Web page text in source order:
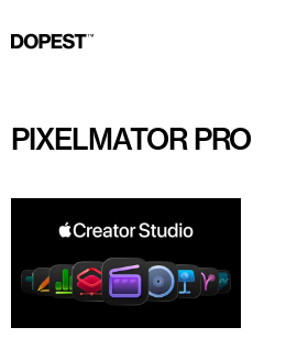
PIXELMATOR PRO